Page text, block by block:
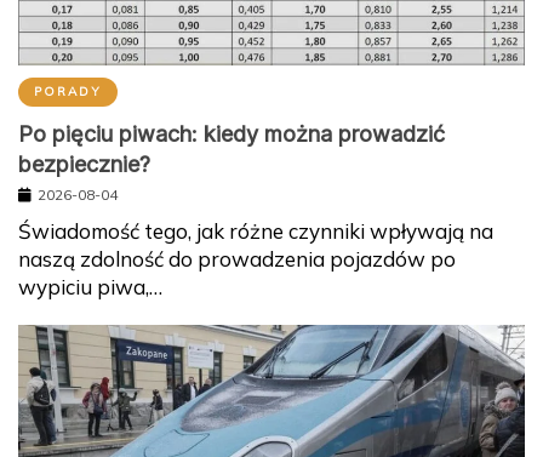
PORADY
Po pięciu piwach: kiedy można prowadzić
bezpiecznie?
2026-08-04
Świadomość tego, jak różne czynniki wpływają na
naszą zdolność do prowadzenia pojazdów po
wypiciu piwa,…